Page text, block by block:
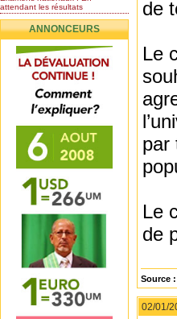
attendant les résultats
Nomination de l’Honorable Diye
Ba au poste de...
Mauritanie : les résultats du
baccalauréat 2026...
Mauritanie : Les 10 premiers au
BEPC 2026
Un syndicat de l’enseignement
rejette la...
ANNONCEURS
de
Le
par
Le
de
Source :
02/01/